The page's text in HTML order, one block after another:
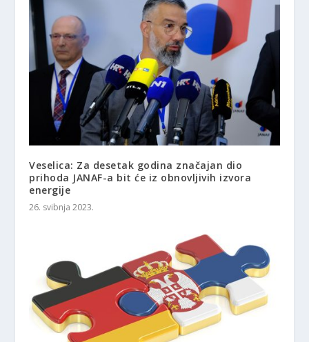
Veselica: Za desetak godina značajan dio
prihoda JANAF-a bit će iz obnovljivih izvora
energije
26. svibnja 2023.